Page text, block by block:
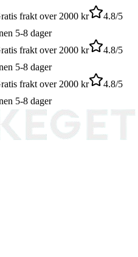
frakt over 2000 kr
4.8/5
5-8 dager
frakt over 2000 kr
4.8/5
5-8 dager
frakt over 2000 kr
4.8/5
5-8 dager